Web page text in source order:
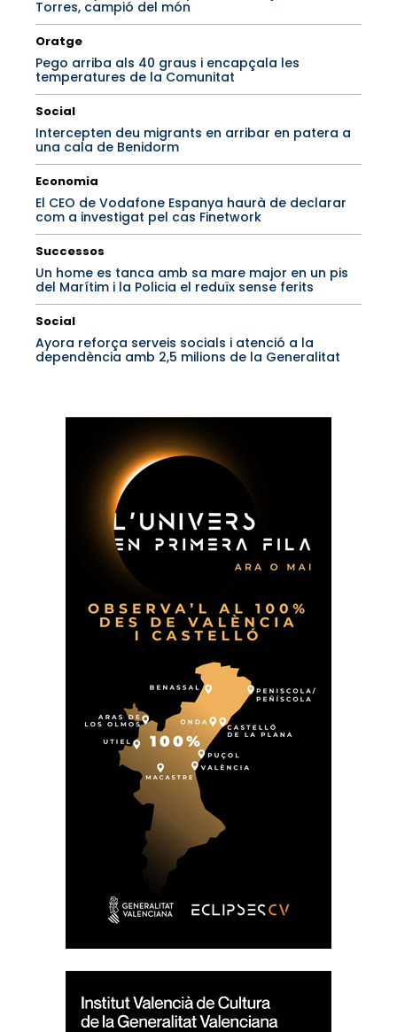
Torres, campió del món
Oratge
Pego arriba als 40 graus i encapçala les
temperatures de la Comunitat
Social
Intercepten deu migrants en arribar en patera a
una cala de Benidorm
Economia
El CEO de Vodafone Espanya haurà de declarar
com a investigat pel cas Finetwork
Successos
Un home es tanca amb sa mare major en un pis
del Marítim i la Policia el reduïx sense ferits
Social
Ayora reforça serveis socials i atenció a la
dependència amb 2,5 milions de la Generalitat